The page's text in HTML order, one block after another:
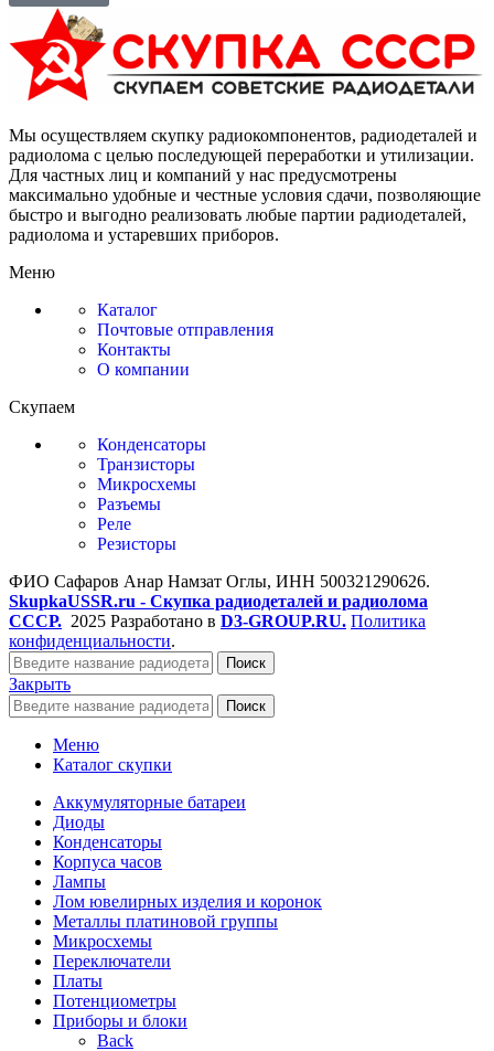
Мы осуществляем скупку радиокомпонентов, радиодеталей и
радиолома с целью последующей переработки и утилизации.
Для частных лиц и компаний у нас предусмотрены
максимально удобные и честные условия сдачи, позволяющие
быстро и выгодно реализовать любые партии радиодеталей,
радиолома и устаревших приборов.
Меню
Каталог
Почтовые отправления
Контакты
О компании
Скупаем
Конденсаторы
Транзисторы
Микросхемы
Разъемы
Реле
Резисторы
ФИО Сафаров Анар Намзат Оглы, ИНН 500321290626.
SkupkaUSSR.ru - Скупка радиодеталей и радиолома
СССР. 2025 Разработано в D3-GROUP.RU. Политика
конфиденциальности.
Поиск
Закрыть
Поиск
Меню
Каталог скупки
Аккумуляторные батареи
Диоды
Конденсаторы
Корпуса часов
Лампы
Лом ювелирных изделия и коронок
Металлы платиновой группы
Микросхемы
Переключатели
Платы
Потенциометры
Приборы и блоки
Back